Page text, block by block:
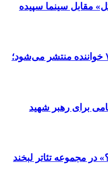
مقابل سینما سپیده
آلبوم «بدرقه» با صدای ۷ خواننده منتشر می‌شود؛
برای رهبر شهید
در مجموعه تئاتر لبخند